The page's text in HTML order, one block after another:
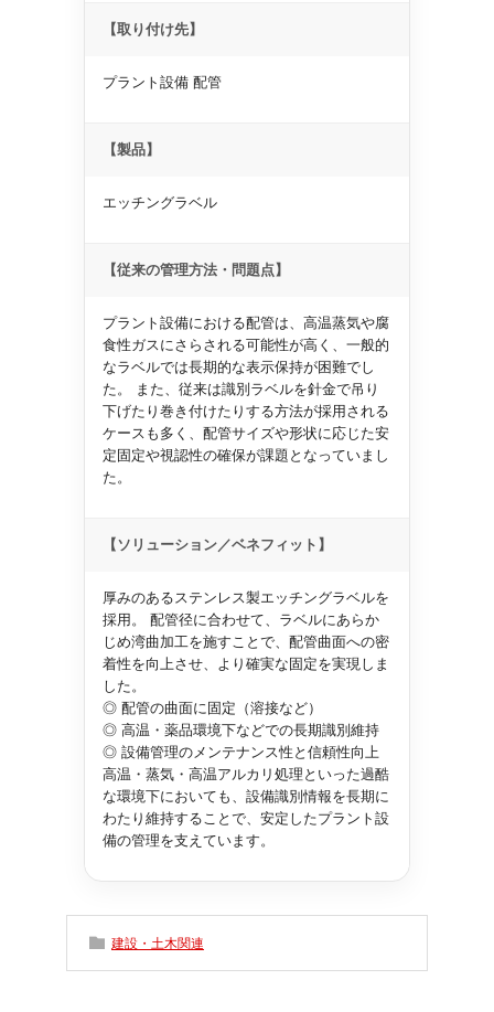
【取り付け先】
プラント設備 配管
【製品】
エッチングラベル
【従来の管理方法・問題点】
プラント設備における配管は、高温蒸気や腐
食性ガスにさらされる可能性が高く、一般的
なラベルでは長期的な表示保持が困難でし
た。 また、従来は識別ラベルを針金で吊り
下げたり巻き付けたりする方法が採用される
ケースも多く、配管サイズや形状に応じた安
定固定や視認性の確保が課題となっていまし
た。
【ソリューション／ベネフィット】
厚みのあるステンレス製エッチングラベルを
採用。 配管径に合わせて、ラベルにあらか
じめ湾曲加工を施すことで、配管曲面への密
着性を向上させ、より確実な固定を実現しま
した。
◎ 配管の曲面に固定（溶接など）
◎ 高温・薬品環境下などでの長期識別維持
◎ 設備管理のメンテナンス性と信頼性向上
高温・蒸気・高温アルカリ処理といった過酷
な環境下においても、設備識別情報を長期に
わたり維持することで、安定したプラント設
備の管理を支えています。
建設・土木関連